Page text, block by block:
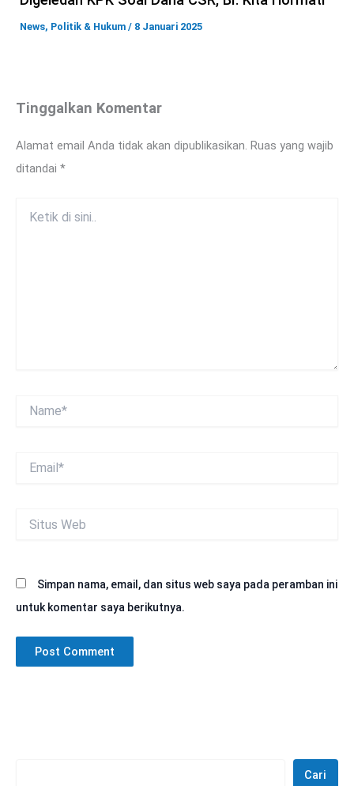
News, Politik & Hukum / 8 Januari 2025
Tinggalkan Komentar
Alamat email Anda tidak akan dipublikasikan. Ruas yang wajib
ditandai *
Web
Simpan nama, email, dan situs web saya pada peramban ini
untuk komentar saya berikutnya.
Cari